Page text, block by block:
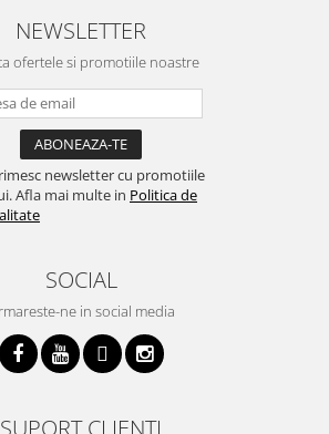
NEWSLETTER
ofertele si promotiile noastre
newsletter cu promotiile
Afla mai multe in Politica de
SOCIAL
ne in social media